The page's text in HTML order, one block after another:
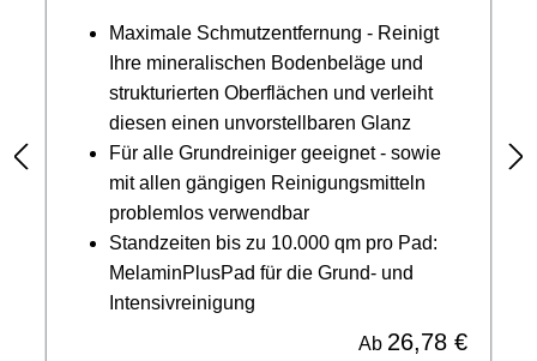
Maximale Schmutzentfernung - Reinigt
Ihre mineralischen Bodenbeläge und
strukturierten Oberflächen und verleiht
diesen einen unvorstellbaren Glanz
Für alle Grundreiniger geeignet - sowie
mit allen gängigen Reinigungsmitteln
problemlos verwendbar
Standzeiten bis zu 10.000 qm pro Pad:
MelaminPlusPad für die Grund- und
Intensivreinigung
Regulärer Preis:
Ab 26,78 €